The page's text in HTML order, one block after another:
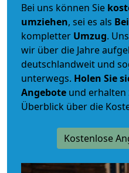
Bei uns können Sie
umziehen, sei es als
kompletter Umzug.
wir über die Jahre
deutschlandweit und
unterwegs. Holen Sie
Angebote und erhalten
Überblick über die
Kostenlose